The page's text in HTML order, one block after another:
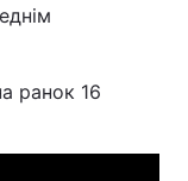
ранок 16